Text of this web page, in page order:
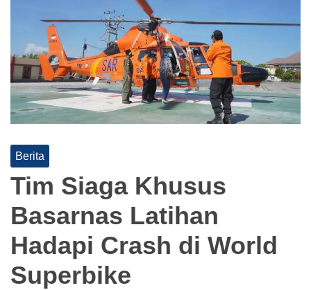
Berita
Tim Siaga Khusus
Basarnas Latihan
Hadapi Crash di World
Superbike